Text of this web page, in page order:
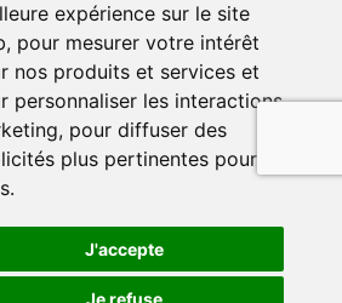
expérience sur le site
, pour mesurer votre intérêt
nos produits et services et
personnaliser les interactions
, pour diffuser des
plus pertinentes pour
.
J'accepte
Je refuse